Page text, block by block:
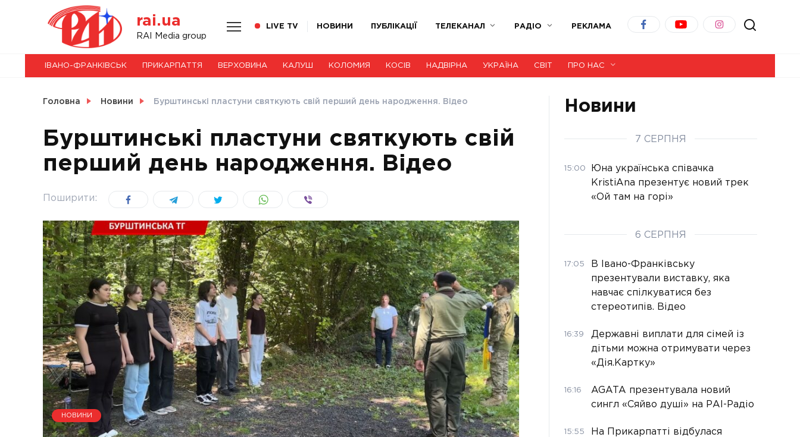
rai.ua
RAI Media group
LIVE TV НОВИНИ ПУБЛІКАЦІЇ ТЕЛЕКАНАЛ РАДІО РЕКЛАМА
НОВИНИ
СВІТ
УКРАЇНА
ІВАНО-ФРАНКІВСЬК ПРИКАРПАТТЯ ВЕРХОВИНА КАЛУШ КОЛОМИЯ КОСІВ НАДВІРНА УКРАЇНА СВІТ ПРО НАС
Головна Новини Бурштинські пластуни святкують свій перший день народження. Відео
Бурштинські пластуни святкують свій
перший день народження. Відео
Поширити:
НОВИНИ
Новини
7 СЕРПНЯ
15:00
Юна українська співачка
KristiAna презентує новий трек
«Ой там на горі»
6 СЕРПНЯ
17:05
В Івано-Франківську
презентували виставку, яка
навчає спілкуватися без
стереотипів. Відео
16:39
Державні виплати для сімей із
дітьми можна отримувати через
«Дія.Картку»
16:16
AGATA презентувала новий
сингл «Сяйво душі» на РАІ-Радіо
15:55
На Прикарпатті відбулася